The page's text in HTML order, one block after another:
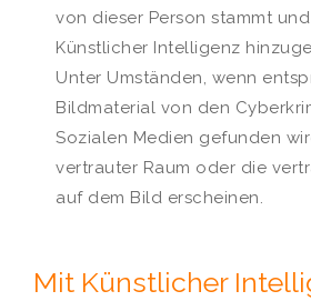
von dieser Person stammt
Künstlicher Intelligenz
Unter Umständen, wenn
Bildmaterial von den
Sozialen Medien gefunden
vertrauter Raum oder die
auf dem Bild erscheinen.
Mit Künstlicher